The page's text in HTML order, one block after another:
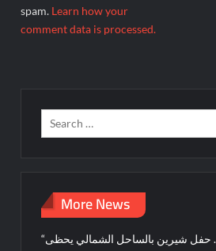
spam. Learn how your
comment data is processed.
More News
“كلنا صوت مصر”.. حفل شيرين بالساحل الشمالي يحظى